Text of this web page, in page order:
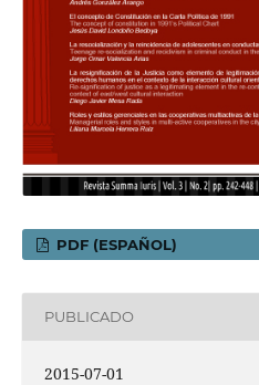
PDF (ESPAÑOL)
PUBLICADO
2015-07-01